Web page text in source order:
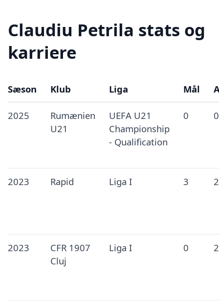
Claudiu Petrila stats og
karriere
Sæson Klub Liga Mål
2025
Rumænien
U21
UEFA U21
Championship
- Qualification
0 0
2023 Rapid Liga I 3 2
2023
CFR 1907
Cluj
Liga I 0 2